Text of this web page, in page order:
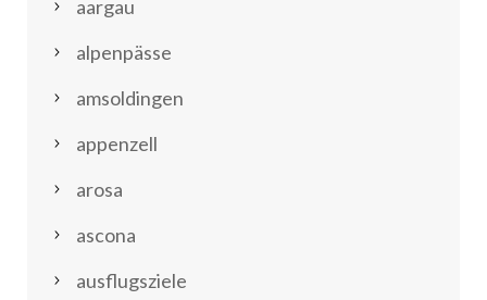
aargau
alpenpässe
amsoldingen
appenzell
arosa
ascona
ausflugsziele